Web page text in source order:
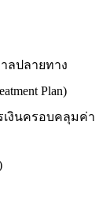
าลปลายทาง
Plan)
รเงินครอบคลุมค่า